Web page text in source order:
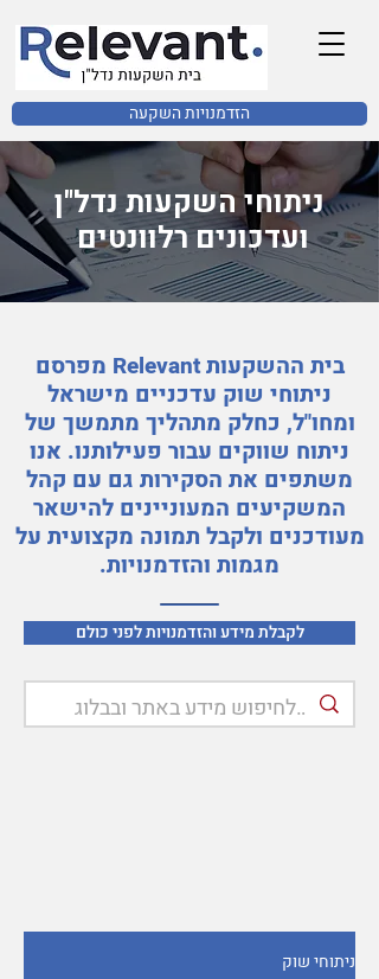
הזדמנויות השקעה
ניתוחי השקעות נדל"ן
ועדכונים רלוונטים
בית ההשקעות Relevant מפרסם
ניתוחי שוק עדכניים מישראל
ומחו"ל, כחלק מתהליך מתמשך של
ניתוח שווקים עבור פעילותנו. אנו
משתפים את הסקירות גם עם קהל
המשקיעים המעוניינים להישאר
מעודכנים ולקבל תמונה מקצועית על
מגמות והזדמנויות.
לקבלת מידע והזדמנויות לפני כולם
ניתוחי שוק